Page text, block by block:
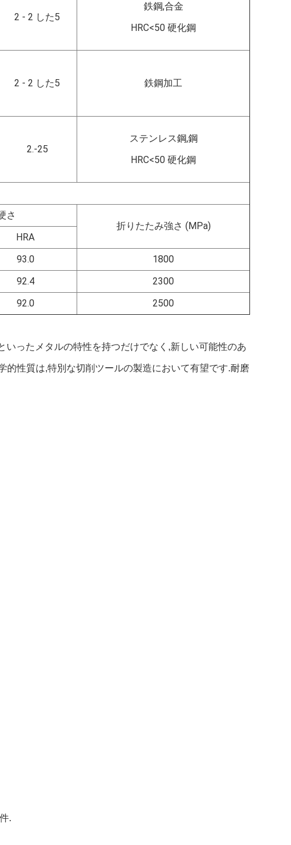
2 - 2 した5
鉄鋼,合金
HRC<50 硬化鋼
2 - 2 した5 鉄鋼加工
2.-25
ステンレス鋼,鋼
HRC<50 硬化鋼
さ
折りたたみ強さ (MPa)
HRA
93.0
1800
92.4
2300
92.0 2500
ったメタルの特性を持つだけでなく,新しい可能性のあ
性質は,特別な切削ツールの製造において有望です.耐磨
.